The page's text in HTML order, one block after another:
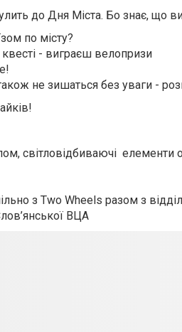
до Дня Міста. Бо знає, що
по місту?
- виграєш велопризи
не зишаться без уваги -
світловідбиваючі елементи
з Two Wheels разом з
ВЦА